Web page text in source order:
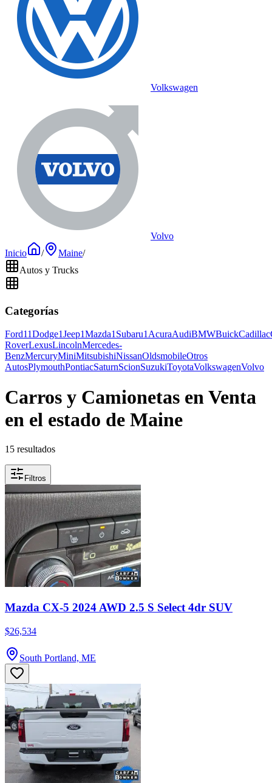
Volkswagen
Volvo
Inicio
/ Maine/
Autos y Trucks
Categorías
Ford11Dodge1Jeep1Mazda1Subaru1AcuraAudiBMWBuickCadillac
RoverLexusLincolnMercedes-
BenzMercuryMiniMitsubishiNissanOldsmobileOtros
AutosPlymouthPontiacSaturnScionSuzukiToyotaVolkswagenVolvo
Carros y Camionetas en Venta
en el estado de Maine
15 resultados
Filtros
Mazda CX-5 2024 AWD 2.5 S Select 4dr SUV
$26,534
South Portland, ME